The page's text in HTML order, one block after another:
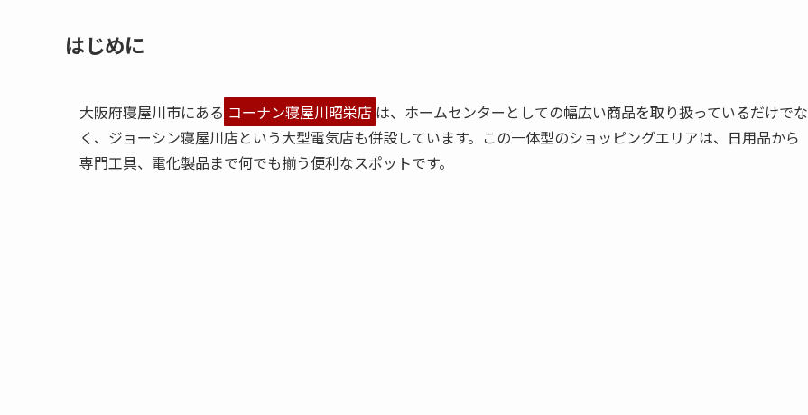
はじめに
大阪府寝屋川市にある コーナン寝屋川昭栄店 は、ホームセンターとしての幅広い商品を取り扱っているだけでな
く、ジョーシン寝屋川店という大型電気店も併設しています。この一体型のショッピングエリアは、日用品から
専門工具、電化製品まで何でも揃う便利なスポットです。